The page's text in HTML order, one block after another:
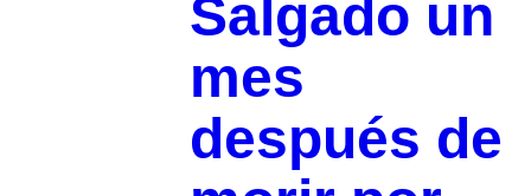
Salgado un
mes
después de